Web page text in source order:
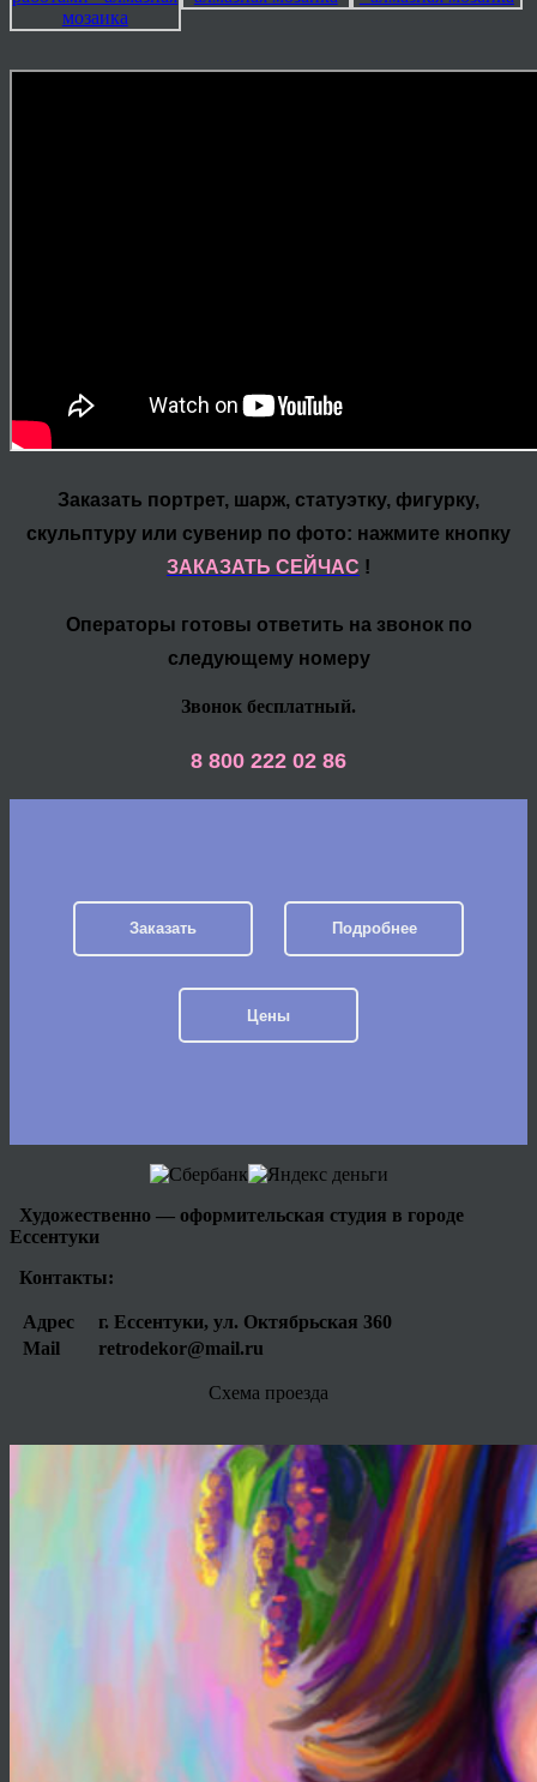
Заказать портрет, шарж, статуэтку, фигурку,
скульптуру или сувенир по фото: нажмите кнопку
ЗАКАЗАТЬ СЕЙЧАС !
Операторы готовы ответить на звонок по
следующему номеру
Звонок бесплатный.
8 800 222 02 86
Заказать Подробнее
Цены
Художественно — оформительская студия в городе
Ессентуки
Контакты:
Адрес
г. Ессентуки, ул. Октябрьская 360
Mail
retrodekor@mail.ru
Схема проезда